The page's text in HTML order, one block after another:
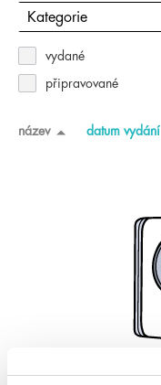
Kategorie
vydané
připravované
název datum vydání